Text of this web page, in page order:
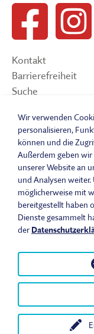
Heute im
Kontakt
Barrierefreiheit
Suche
Impressum
Leichte Sprache
Vertrag widerrufen
AGB
© 2026
Wir verwenden
personalisieren,
können und die
Außerdem geben
unserer Website an
und Analysen
möglicherweise mit
bereitgestellt haben
Dienste gesammelt
der